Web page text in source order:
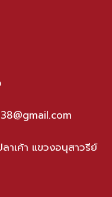
เค้า แขวงอนุสาวรีย์